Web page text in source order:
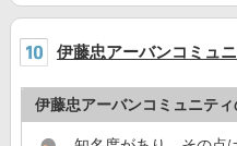
伊藤忠アーバンコミュ
伊藤忠アーバンコミュニティ